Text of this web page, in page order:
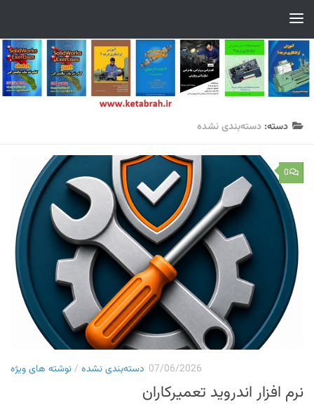
دسته: دسته‌بندی نشده
0
دسته‌بندی نشده /نوشته های ویژه 07/06/2026
نرم افزار اندروید تعمیرکاران